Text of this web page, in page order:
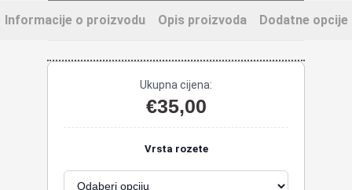
Informacije o proizvodu Opis proizvoda Dodatne opcije
Ukupna cijena:
€35,00
Vrsta rozete